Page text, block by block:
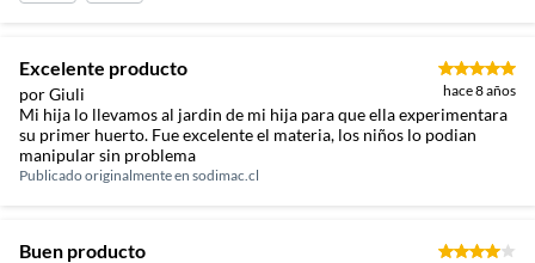
Excelente producto
por Giuli hace 8 años
Mi hija lo llevamos al jardin de mi hija para que ella experimentara
su primer huerto. Fue excelente el materia, los niños lo podian
manipular sin problema
Publicado originalmente en sodimac.cl
Buen producto